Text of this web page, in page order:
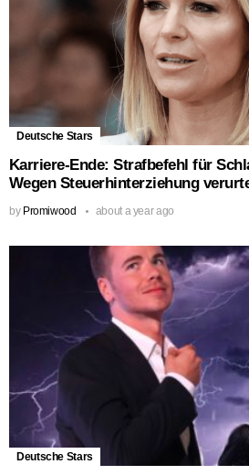
Deutsche Stars
Karriere-Ende: Strafbefehl für
Wegen Steuerhinterziehung
by Promiwood about a year ago
Deutsche Stars